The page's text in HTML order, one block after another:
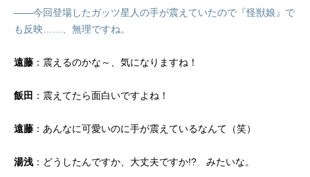
――今回登場したガッツ星人の手が震えていたので『怪獣娘』で
も反映……、無理ですね。
遠藤 ：震えるのかな～、気になりますね！
飯田 ：震えてたら面白いですよね！
遠藤 ：あんなに可愛いのに手が震えているなんて（笑）
湯浅 ：どうしたんですか、大丈夫ですか!? みたいな。